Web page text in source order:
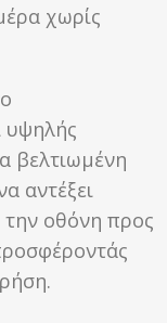
χωρίς
υψηλής
βελτιωμένη
αντέξει
οθόνη προς